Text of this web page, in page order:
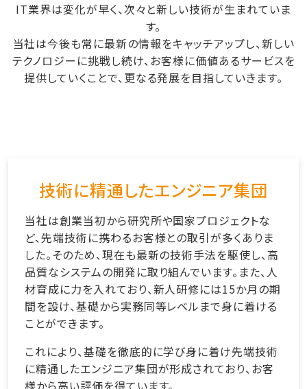
IT業界は変化が早く、次々と新しい技術が生まれていま
す。
当社は今後も常に最新の情報をキャッチアップし、新しい
テクノロジーに挑戦し続け、お客様に価値あるサービスを
提供していくことで、更なる発展を目指していきます。
技術に精通したエンジニア集団
当社は創業当初から研究所や国家プロジェクトな
ど、先端技術に携わるお客様との取引が多くありま
した。そのため、現在も最新の技術手法を駆使し、高
品質なシステムの開発に取り組んでいます。また、人
材育成に力を入れており、新人研修には15か月の期
間を設け、基礎から実務同等レベルまで身に着ける
ことができます。
これにより、基礎を徹底的に学び身に着け先端技術
に精通したエンジニア集団が形成されており、お客
様から高い評価を得ています。